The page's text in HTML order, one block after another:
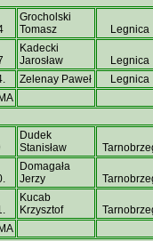
Grocholski
Tomasz
Legnica
Kadecki
Jarosław
Legnica
Zelenay Paweł
Legnica
Dudek
Stanisław
Domagała
Jerzy
Kucab
Krzysztof